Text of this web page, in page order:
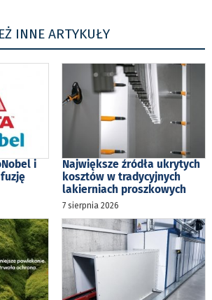
INNE ARTYKUŁY
i
Największe źródła ukrytych
kosztów w tradycyjnych
lakierniach proszkowych
7 sierpnia 2026